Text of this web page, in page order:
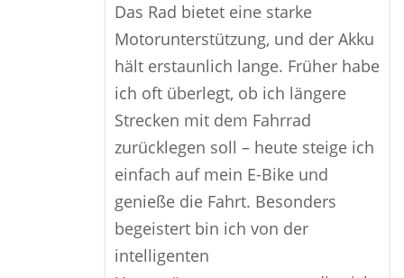
Das Rad bietet eine starke
Motorunterstützung, und der Akku
hält erstaunlich lange. Früher habe
ich oft überlegt, ob ich längere
Strecken mit dem Fahrrad
zurücklegen soll – heute steige ich
einfach auf mein E-Bike und
genieße die Fahrt. Besonders
begeistert bin ich von der
intelligenten